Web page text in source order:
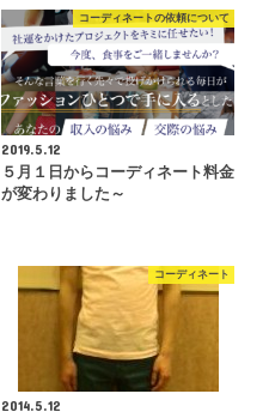
コーディネートの依頼について
2019.5.12
５月１日からコーディネート料金
が変わりました～
コーディネート
2014.5.12